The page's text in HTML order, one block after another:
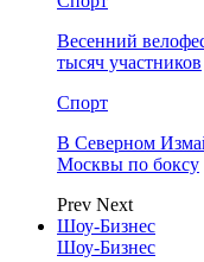
Весенний
тысяч участников
Спорт
В Северном
Москвы по боксу
Prev Next
Шоу-Бизнес
Шоу-Бизнес